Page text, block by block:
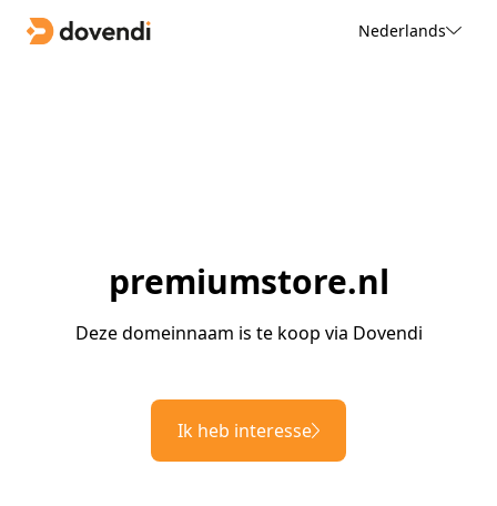
Nederlands
premiumstore.nl
Deze domeinnaam is te koop via Dovendi
Ik heb interesse